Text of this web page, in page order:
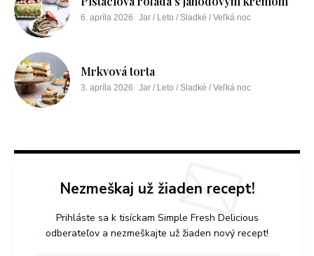
6. apríla 2026 Jar / Leto / Sladké / Veľká noc
Mrkvová torta
3. apríla 2026 Jar / Leto / Sladké / Veľká noc
Nezmeškaj už žiaden recept!
Prihláste sa k tisíckam Simple Fresh Delicious
odberateľov a nezmeškajte už žiaden nový recept!